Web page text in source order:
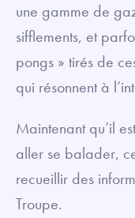
une gamme de
sifflements, et
pongs » tirés de
qui résonnent à
Maintenant qu’il
aller se balader,
recueillir des
Troupe.